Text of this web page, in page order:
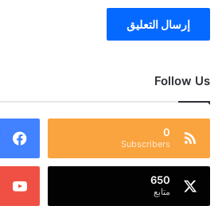
Follow Us
0
Subscribers
650
متابع